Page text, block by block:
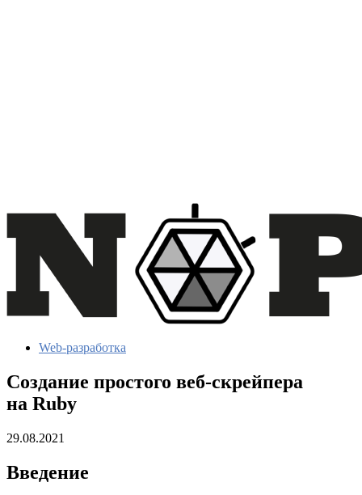
Web-разработка
Создание простого веб-скрейпера
на Ruby
29.08.2021
Введение